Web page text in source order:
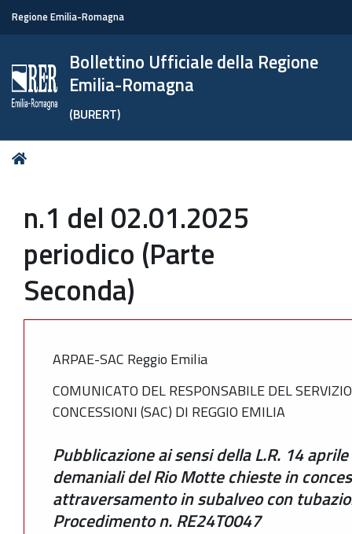
Regione Emilia-Romagna
Bollettino Ufficiale della Regione
Emilia-Romagna
(BURERT)
Tu
n.1 del 02.01.2025
periodico (Parte
Seconda)
ARPAE-SAC Reggio Emilia
COMUNICATO DEL RESPONSABILE DEL
CONCESSIONI (SAC) DI REGGIO EMILIA
Pubblicazione ai sensi della L.R. 14
demaniali del Rio Motte chieste in
attraversamento in subalveo con
Procedimento n. RE24T0047